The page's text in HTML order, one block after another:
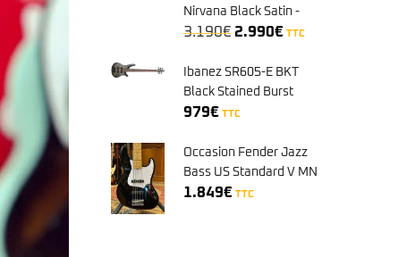
Nirvana Black Satin -
Teambuilt Pro Series
3.190€ Le
initial
était :
3.190€.
2.990€Le
actuel
est :
TTC
Ibanez SR605-E BKT
Black Stained Burst
979€ TTC
Occasion Fender Jazz
Bass US Standard V MN
Black 2011
1.849€ TTC